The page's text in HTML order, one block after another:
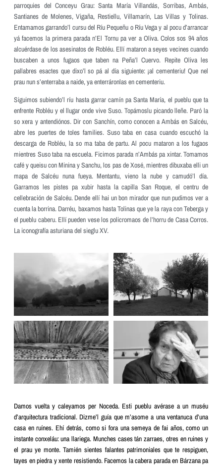
parroquies del Conceyu Grau: Santa María Villandás, Sorribas, Ambás,
Santianes de Molenes, Vigaña, Restiellu, Villamarín, Las Villas y Tolinas.
Entamamos garrando’l cursu del Ríu Pequeñu o Ríu Vega y al pocu d’arrancar
yá facemos la primera parada n’El Tornu pa ver a Oliva. Colos sos 94 años
alcuérdase de los asesinatos de Robléu. Ellí mataron a seyes vecines cuando
buscaben a unos fugaos que taben na Peña’l Cuervo. Repite Oliva les
pallabres esactes que dixo’l so pá al día siguiente: ¡al cementeriu! Que nel
prau nun s’enterraba a naide, ya enterráronlas en cementeriu.
Siguimos subiendo’l ríu hasta garrar camín pa Santa María, el pueblu que ta
enfrente Robléu y el llugar onde vive Suso. Topámoslu picando lleñe. Paró la
so xera y antendiónos. Dir con Sanchín, como conocen a Ambás en Salcéu,
abre les puertes de toles families. Suso taba en casa cuando escuchó la
descarga de Robléu, la so ma taba de partu. Al pocu mataron a los fugaos
mientres Suso taba na escuela. Ficimos parada n’Ambás pa xintar. Tomamos
café y queisu con Minina y Sanchu, los pas de Xosé, mientres dibuxaba elli un
mapa de Salcéu nuna fueya. Mentantu, vieno la nube y camudó’l día.
Garramos les pistes pa xubir hasta la capilla San Roque, el centru de
cellebración de Salcéu. Dende ellí hai un bon mirador que nun pudimos ver a
cuenta la borrina. Darréu, baxamos hasta Tolinas que ye la raya con Teberga y
el pueblu caberu. Ellí pueden vese los policromaos de l’horru de Casa Corros.
La iconografía asturiana del sieglu XV.
Damos vuelta y caleyamos per Noceda. Esti pueblu avérase a un muséu
d’arquitectura tradicional. Dizme’l guía que m’asome a una ventanuca d’una
casa en ruínes. Ehí detrás, como si fora una semeya de fai años, como un
instante conxeláu: una llariega. Munches cases tán zarraes, otres en ruines y
el prau ye monte. Tamién sientes falantes patrimoniales que te respiguen,
tayes en piedra y xente resistiendo. Facemos la cabera parada en Bárzana pa